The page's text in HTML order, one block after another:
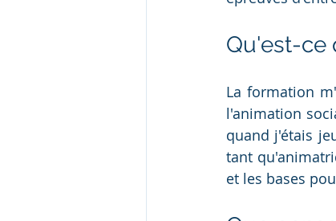
Qu'est-ce
La formation
l'animation
quand j'étais
tant
et les bases